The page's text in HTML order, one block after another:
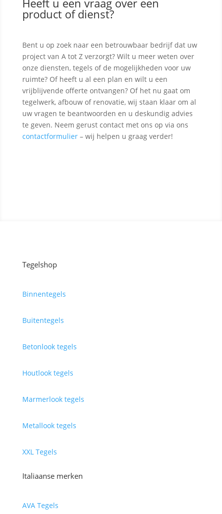
product of dienst?
Bent u op zoek naar een betrouwbaar bedrijf dat uw
project van A tot Z verzorgt? Wilt u meer weten over
onze diensten, tegels of de mogelijkheden voor uw
ruimte? Of heeft u al een plan en wilt u een
vrijblijvende offerte ontvangen? Of het nu gaat om
tegelwerk, afbouw of renovatie, wij staan klaar om al
uw vragen te beantwoorden en u deskundig advies
te geven. Neem gerust contact met ons op via ons
contactformulier– wij helpen u graag verder!
Tegelshop
Binnentegels
Buitentegels
Betonlook tegels
Houtlook tegels
Marmerlook tegels
Metallook tegels
XXL Tegels
Italiaanse merken
AVA Tegels